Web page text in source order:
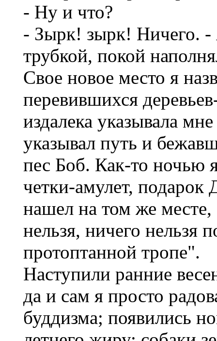
- Ну и что?
- Зырк! зырк! Ничего. -
трубкой, покой
Свое новое место я
перевившихся
издалека указывала
указывал путь и
пес Боб. Как-то ночью
четки-амулет,
нашел на том же
нельзя, ничего нельзя
протоптанной тропе".
Наступили ранние
да и сам я просто
буддизма; появились